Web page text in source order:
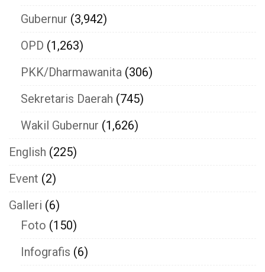
Gubernur (3,942)
OPD (1,263)
PKK/Dharmawanita (306)
Sekretaris Daerah (745)
Wakil Gubernur (1,626)
English (225)
Event (2)
Galleri (6)
Foto (150)
Infografis (6)